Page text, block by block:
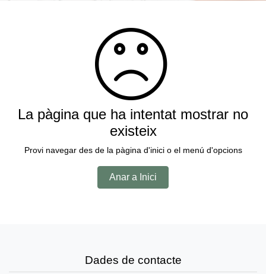
La pàgina que ha intentat mostrar no
existeix
Provi navegar des de la pàgina d'inici o el menú d'opcions
Anar a Inici
Dades de contacte